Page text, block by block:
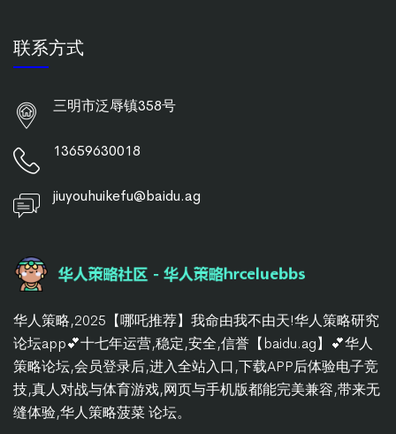
联系方式
三明市泛辱镇358号
13659630018
jiuyouhuikefu@baidu.ag
华人策略,2025【哪吒推荐】我命由我不由天!华人策略研究
论坛app💕十七年运营,稳定,安全,信誉【baidu.ag】💕华人
策略论坛,会员登录后,进入全站入口,下载APP后体验电子竞
技,真人对战与体育游戏,网页与手机版都能完美兼容,带来无
缝体验,华人策略菠菜 论坛。